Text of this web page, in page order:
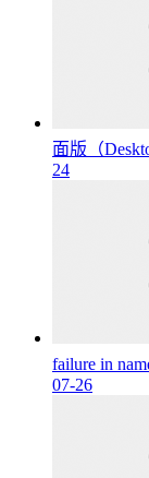
面版（
24
failure in
07-26